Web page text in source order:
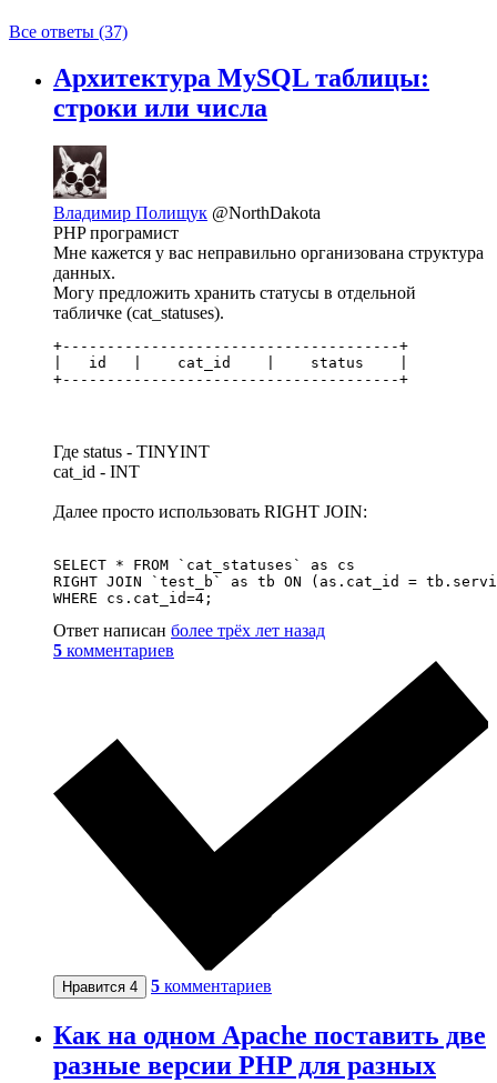
Все ответы (37)
Архитектура MySQL таблицы:
строки или числа
Владимир Полищук @NorthDakota
PHP програмист
Мне кажется у вас неправильно организована структура
данных.
Могу предложить хранить статусы в отдельной
табличке (cat_statuses).
+--------------------------------------+
|   id   |    cat_id    |    status    |
+--------------------------------------+
Где status - TINYINT
cat_id - INT
Далее просто использовать RIGHT JOIN:
SELECT * FROM `cat_statuses` as cs
RIGHT JOIN `test_b` as tb ON (as.cat_id =
WHERE cs.cat_id=4;
Ответ написан более трёх лет назад
5 комментариев
Нравится 4 5 комментариев
Как на одном Apache поставить две
разные версии PHP для разных